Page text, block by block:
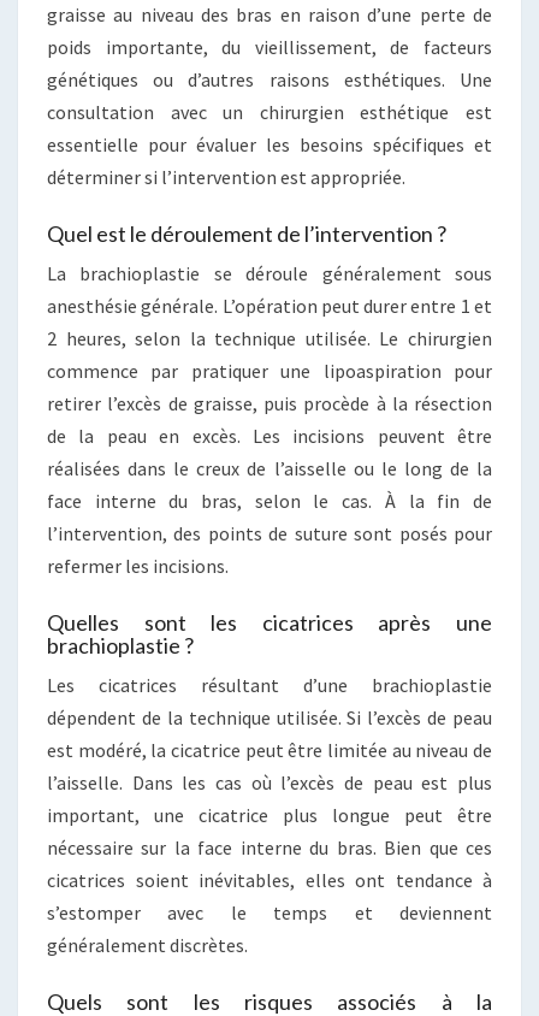
graisse au niveau des bras en raison d’une perte de
poids importante, du vieillissement, de facteurs
génétiques ou d’autres raisons esthétiques. Une
consultation avec un chirurgien esthétique est
essentielle pour évaluer les besoins spécifiques et
déterminer si l’intervention est appropriée.
Quel est le déroulement de l’intervention ?
La brachioplastie se déroule généralement sous
anesthésie générale. L’opération peut durer entre 1 et
2 heures, selon la technique utilisée. Le chirurgien
commence par pratiquer une lipoaspiration pour
retirer l’excès de graisse, puis procède à la résection
de la peau en excès. Les incisions peuvent être
réalisées dans le creux de l’aisselle ou le long de la
face interne du bras, selon le cas. À la fin de
l’intervention, des points de suture sont posés pour
refermer les incisions.
Quelles sont les cicatrices après une
brachioplastie ?
Les cicatrices résultant d’une brachioplastie
dépendent de la technique utilisée. Si l’excès de peau
est modéré, la cicatrice peut être limitée au niveau de
l’aisselle. Dans les cas où l’excès de peau est plus
important, une cicatrice plus longue peut être
nécessaire sur la face interne du bras. Bien que ces
cicatrices soient inévitables, elles ont tendance à
s’estomper avec le temps et deviennent
généralement discrètes.
Quels sont les risques associés à la